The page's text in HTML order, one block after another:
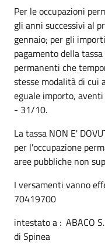
Per le occupazioni
gli anni successivi al
gennaio; per gli
pagamento della
permanenti che
stesse modalità di cui
eguale importo,
- 31/10.
La tassa NON E'
per l'occupazione
aree pubbliche non
I versamenti vanno
70419700
intestato a : ABACO
di Spinea